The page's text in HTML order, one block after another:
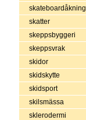
skateboardåkning
skatter
skeppsbyggeri
skeppsvrak
skidor
skidskytte
skidsport
skilsmässa
sklerodermi